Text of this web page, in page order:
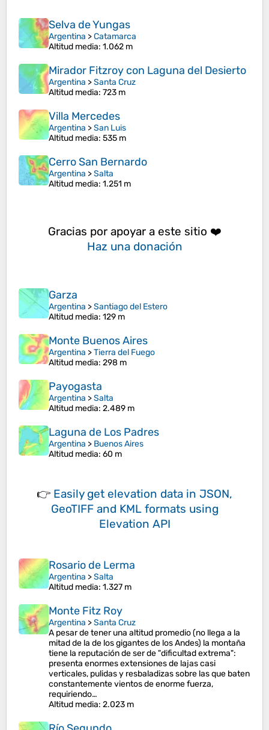
Selva de Yungas
Argentina >Catamarca
Altitud media: 1.062 m
Mirador Fitzroy con Laguna del Desierto
Argentina >Santa Cruz
Altitud media: 723 m
Villa Mercedes
Argentina >San Luis
Altitud media: 535 m
Cerro San Bernardo
Argentina >Salta
Altitud media: 1.251 m
Gracias por apoyar a este sitio ❤️
Haz una donación
Garza
Argentina >Santiago del Estero
Altitud media: 129 m
Monte Buenos Aires
Argentina >Tierra del Fuego
Altitud media: 298 m
Payogasta
Argentina >Salta
Altitud media: 2.489 m
Laguna de Los Padres
Argentina > Buenos Aires
Altitud media: 60 m
👉 Easily get elevation data in JSON,
GeoTIFF and KML formats using
Elevation API
Rosario de Lerma
Argentina >Salta
Altitud media: 1.327 m
Monte Fitz Roy
Argentina >Santa Cruz
A pesar de tener una altitud promedio (no llega a la
mitad de la de los gigantes de los Andes) la montaña
tiene la reputación de ser de "dificultad extrema":
presenta enormes extensiones de lajas casi
verticales, pulidas y resbaladizas sobre las que baten
constantemente vientos de enorme fuerza,
requiriendo…
Altitud media: 2.023 m